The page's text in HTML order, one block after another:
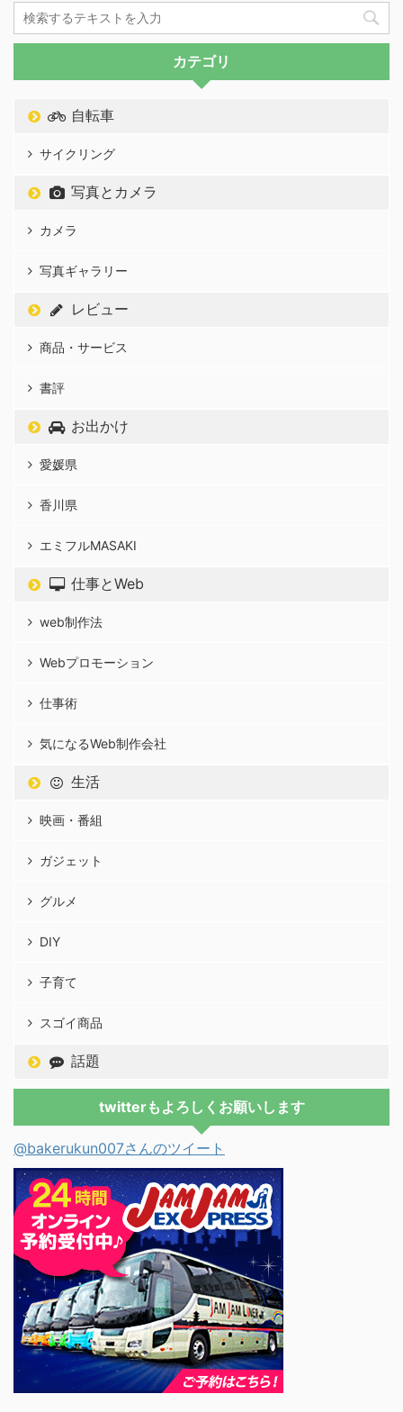
カテゴリ
自転車
サイクリング
写真とカメラ
カメラ
写真ギャラリー
レビュー
商品・サービス
書評
お出かけ
愛媛県
香川県
エミフルMASAKI
仕事とWeb
web制作法
Webプロモーション
仕事術
気になるWeb制作会社
生活
映画・番組
ガジェット
グルメ
DIY
子育て
スゴイ商品
話題
twitterもよろしくお願いします
@bakerukun007さんのツイート